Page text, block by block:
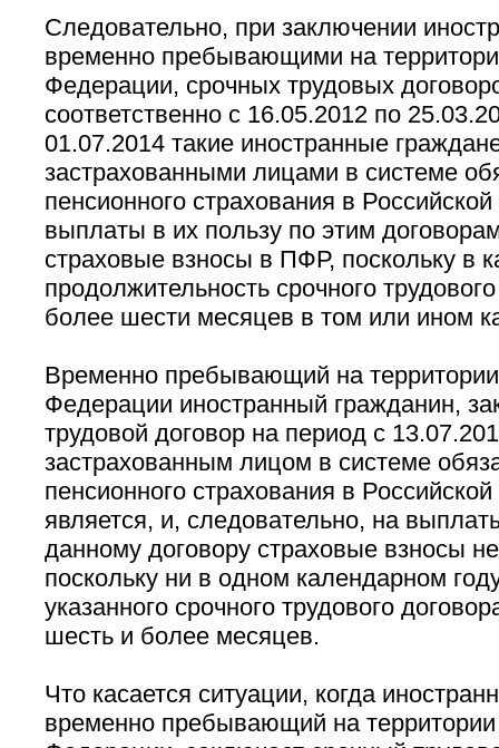
Следовательно, при заключении
временно пребывающими на
Федерации, срочных трудовых
соответственно с 16.05.2012 по
01.07.2014 такие иностранные
застрахованными лицами в системе
пенсионного страхования в
выплаты в их пользу по этим
страховые взносы в ПФР, поскольку в
продолжительность срочного
более шести месяцев в том или ином
Временно пребывающий на
Федерации иностранный гражданин,
трудовой договор на период с
застрахованным лицом в системе
пенсионного страхования в
является, и, следовательно, на
данному договору страховые взносы
поскольку ни в одном календарном
указанного срочного трудового
шесть и более месяцев.
Что касается ситуации, когда
временно пребывающий на территории